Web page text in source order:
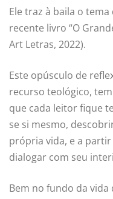
Ele traz à baila o
recente livro “O
Art Letras, 2022).
Este opúsculo de
recurso teológico,
que cada leitor fique
se si mesmo,
própria vida, e a
dialogar com seu
Bem no fundo da vida